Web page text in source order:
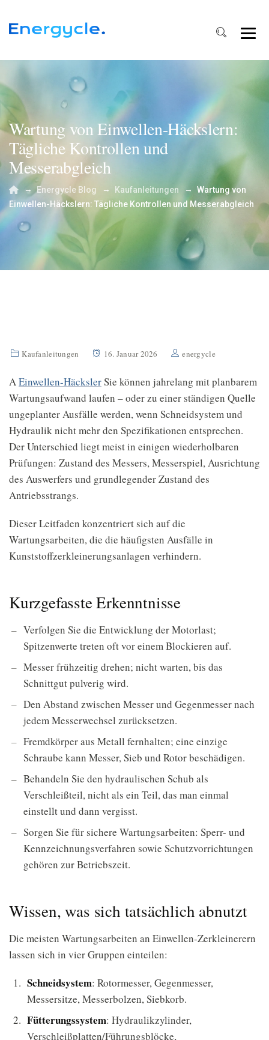
Wartung von Einwellen-Häckslern:
Tägliche Kontrollen und
Messerabgleich
→ Energycle Blog → Kaufanleitungen → Wartung von
Einwellen-Häckslern: Tägliche Kontrollen und Messerabgleich
Kaufanleitungen 16. Januar 2026 energycle
AEinwellen-HäckslerSie können jahrelang mit planbarem
Wartungsaufwand laufen – oder zu einer ständigen Quelle
ungeplanter Ausfälle werden, wenn Schneidsystem und
Hydraulik nicht mehr den Spezifikationen entsprechen.
Der Unterschied liegt meist in einigen wiederholbaren
Prüfungen: Zustand des Messers, Messerspiel, Ausrichtung
des Auswerfers und grundlegender Zustand des
Antriebsstrangs.
Dieser Leitfaden konzentriert sich auf die
Wartungsarbeiten, die die häufigsten Ausfälle in
Kunststoffzerkleinerungsanlagen verhindern.
Kurzgefasste Erkenntnisse
Verfolgen Sie die Entwicklung der Motorlast;
Spitzenwerte treten oft vor einem Blockieren auf.
Messer frühzeitig drehen; nicht warten, bis das
Schnittgut pulverig wird.
Den Abstand zwischen Messer und Gegenmesser nach
jedem Messerwechsel zurücksetzen.
Fremdkörper aus Metall fernhalten; eine einzige
Schraube kann Messer, Sieb und Rotor beschädigen.
Behandeln Sie den hydraulischen Schub als
Verschleißteil, nicht als ein Teil, das man einmal
einstellt und dann vergisst.
Sorgen Sie für sichere Wartungsarbeiten: Sperr- und
Kennzeichnungsverfahren sowie Schutzvorrichtungen
gehören zur Betriebszeit.
Wissen, was sich tatsächlich abnutzt
Die meisten Wartungsarbeiten an Einwellen-Zerkleinerern
lassen sich in vier Gruppen einteilen:
Schneidsystem: Rotormesser, Gegenmesser,
Messersitze, Messerbolzen, Siebkorb.
Fütterungssystem: Hydraulikzylinder,
Verschleißplatten/Führungsblöcke,